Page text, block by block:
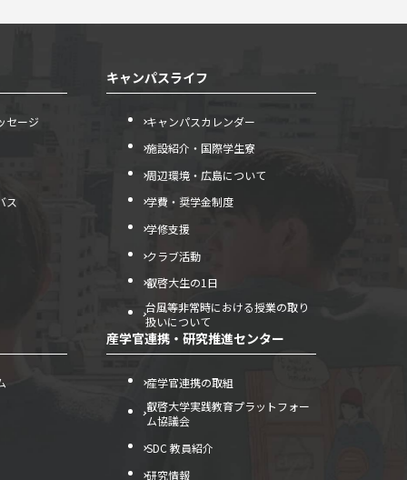
セージ
ス
キャンパスライフ
キャンパスカレンダー
施設紹介・国際学生寮
周辺環境・広島について
学費・奨学金制度
学修支援
クラブ活動
叡啓大生の1日
台風等非常時における授業の取り
扱いについて
産学官連携・研究推進センター
産学官連携の取組
叡啓大学実践教育プラットフォー
ム協議会
SDC 教員紹介
研究情報